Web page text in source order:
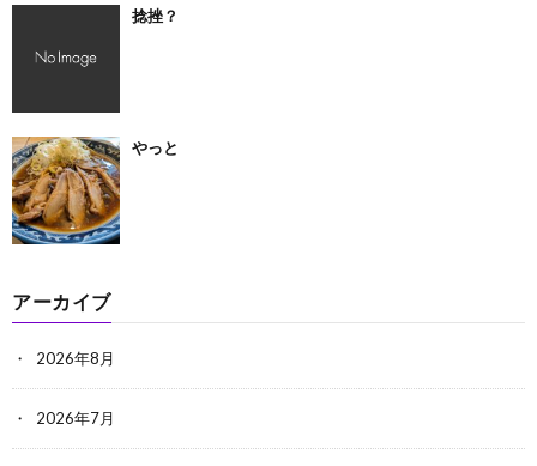
捻挫？
やっと
アーカイブ
2026年8月
2026年7月